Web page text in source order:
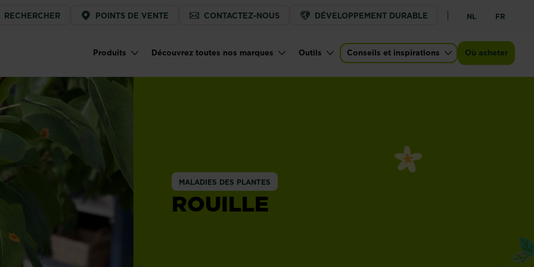
RECHERCHER POINTS DE VENTE CONTACTEZ-NOUS DÉVELOPPEMENT DURABLE NL FR
Main navigation
Produits Découvrez toutes nos marques Outils Conseils et inspirations Où acheter
MALADIES DES PLANTES
ROUILLE